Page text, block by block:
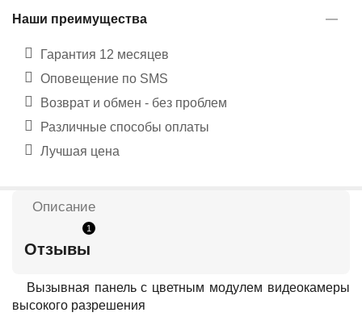
Наши преимущества
Гарантия 12 месяцев
Оповещение по SMS
Возврат и обмен - без проблем
Различные способы оплаты
Лучшая цена
Описание
Отзывы
1
Вызывная панель с цветным модулем видеокамеры
высокого разрешения